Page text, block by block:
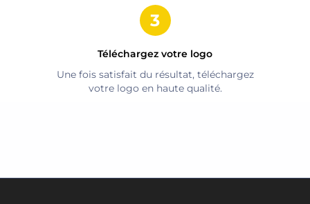
Téléchargez votre logo
Une fois satisfait du résultat, téléchargez
votre logo en haute qualité.